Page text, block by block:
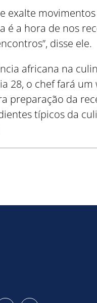
exalte
é a hora de nos
disse ele.
africana na
28, o chef fará
preparação da
típicos da